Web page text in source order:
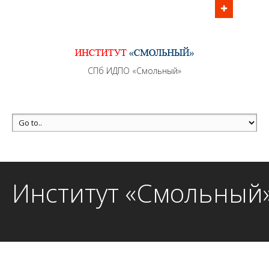
перерывов в рабочие дни с 9:00 до 21:00 МСК
MAX +7 (981) 190-30-30
mail@institutsmolnyj.ru
СПб ИДПО «Смольный»
Институт